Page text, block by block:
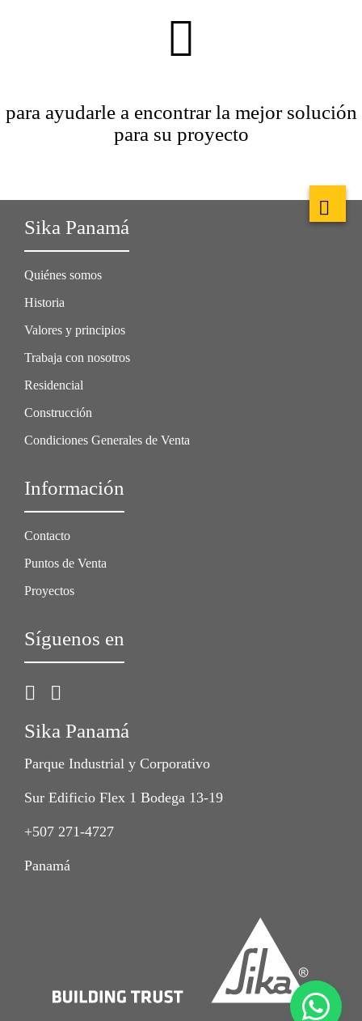
para ayudarle a encontrar la mejor solución
para su proyecto
Sika Panamá
Quiénes somos
Historia
Valores y principios
Trabaja con nosotros
Residencial
Construcción
Condiciones Generales de Venta
Información
Contacto
Puntos de Venta
Proyectos
Síguenos en
Sika Panamá
Parque Industrial y Corporativo
Sur Edificio Flex 1 Bodega 13-19
+507 271-4727
Panamá